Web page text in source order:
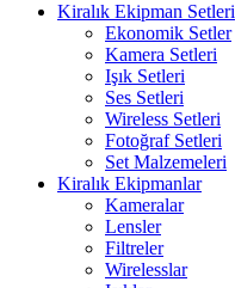
Kiralık Ekipman Setleri
Ekonomik Setler
Kamera Setleri
Işık Setleri
Ses Setleri
Wireless Setleri
Fotoğraf Setleri
Set Malzemeleri
Kiralık Ekipmanlar
Kameralar
Lensler
Filtreler
Wirelesslar